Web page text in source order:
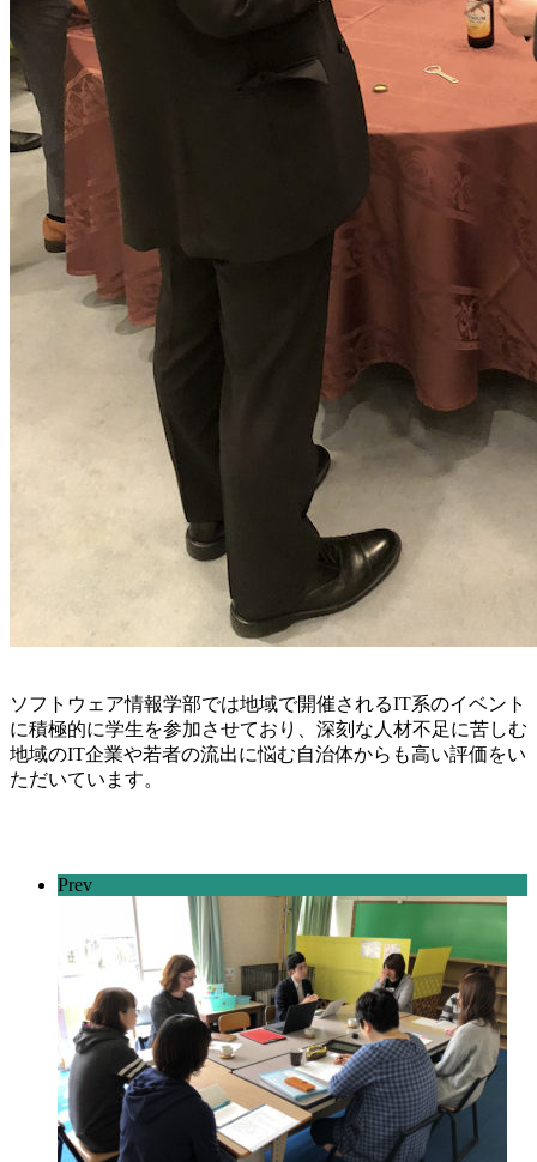
ソフトウェア情報学部では地域で開催されるIT系のイベント
に積極的に学生を参加させており、深刻な人材不足に苦しむ
地域のIT企業や若者の流出に悩む自治体からも高い評価をい
ただいています。
Prev